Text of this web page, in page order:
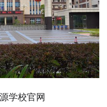
学校官网